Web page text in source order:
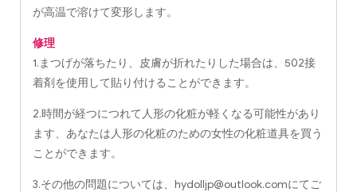
が高温で溶けて変形します。
修理
1.まつげが落ちたり、皮膚が折れたりした場合は、502接
着剤を使用して貼り付けることができます。
2.時間が経つにつれて人形の化粧が軽くなる可能性があり
ます、あなたは人形の化粧のための女性の化粧道具を買う
ことができます。
3.その他の問題については、 hydolljp@outlook.comにてご